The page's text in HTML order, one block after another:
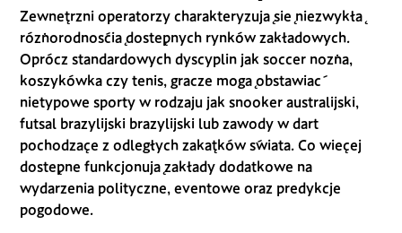
Zewnętrzni operatorzy charakteryzują się niezwykłą
różnorodnością dostępnych rynków zakładowych.
Oprócz standardowych dyscyplin jak soccer nożna,
koszykówka czy tenis, gracze mogą obstawiać
nietypowe sporty w rodzaju jak snooker australijski,
futsal brazylijski brazylijski lub zawody w dart
pochodzące z odległych zakątków świata. Co więcej
dostępne funkcjonują zakłady dodatkowe na
wydarzenia polityczne, eventowe oraz predykcje
pogodowe.